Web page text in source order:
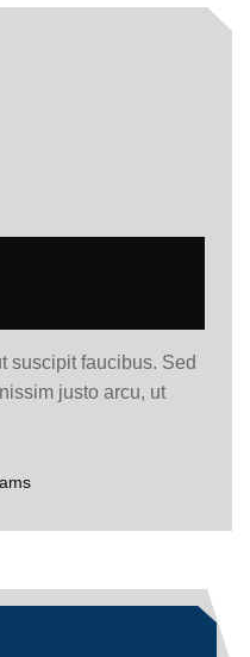
suscipit faucibus. Sed
justo arcu, ut